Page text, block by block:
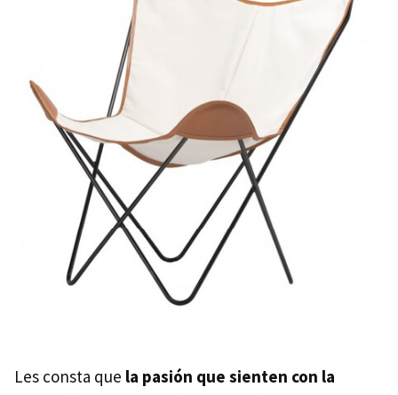
Les consta que la pasión que sienten con la